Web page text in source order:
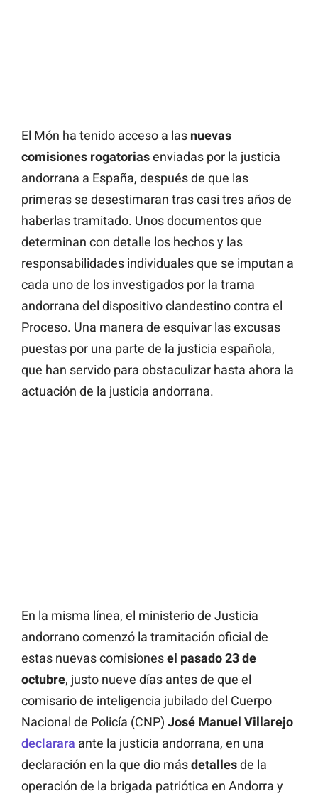
El Món ha tenido acceso a las nuevas
comisiones rogatoriasenviadas por la justicia
andorrana a España, después de que las
primeras se desestimaran tras casi tres años de
haberlas tramitado. Unos documentos que
determinan con detalle los hechos y las
responsabilidades individuales que se imputan a
cada uno de los investigados por la trama
andorrana del dispositivo clandestino contra el
Proceso. Una manera de esquivar las excusas
puestas por una parte de la justicia española,
que han servido para obstaculizar hasta ahora la
actuación de la justicia andorrana.
En la misma línea, el ministerio de Justicia
andorrano comenzó la tramitación oficial de
estas nuevas comisionesel pasado 23 de
octubre, justo nueve días antes de que el
comisario de inteligencia jubilado del Cuerpo
Nacional de Policía (CNP) José Manuel Villarejo
declarara ante la justicia andorrana, en una
declaración en la que dio másdetallesde la
operación de la brigada patriótica en Andorra y